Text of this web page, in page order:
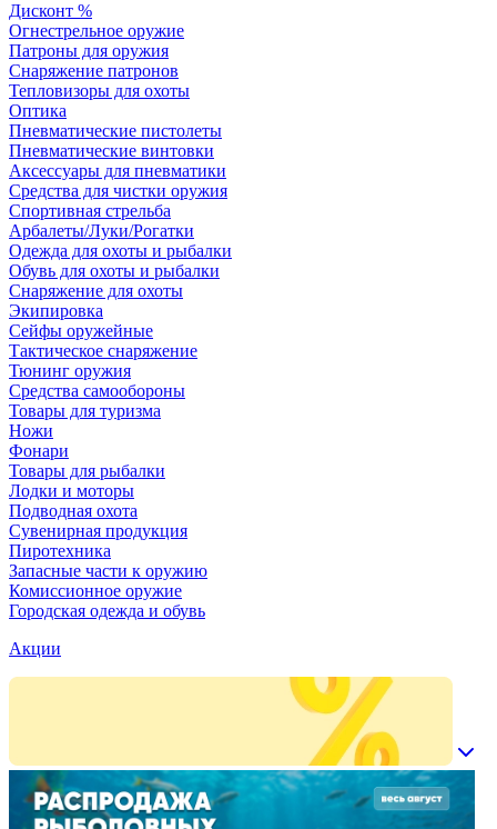
Дисконт %
Огнестрельное оружие
Патроны для оружия
Снаряжение патронов
Тепловизоры для охоты
Оптика
Пневматические пистолеты
Пневматические винтовки
Аксессуары для пневматики
Средства для чистки оружия
Спортивная стрельба
Арбалеты/Луки/Рогатки
Одежда для охоты и рыбалки
Обувь для охоты и рыбалки
Снаряжение для охоты
Экипировка
Сейфы оружейные
Тактическое снаряжение
Тюнинг оружия
Средства самообороны
Товары для туризма
Ножи
Фонари
Товары для рыбалки
Лодки и моторы
Подводная охота
Сувенирная продукция
Пиротехника
Запасные части к оружию
Комиссионное оружие
Городская одежда и обувь
Акции